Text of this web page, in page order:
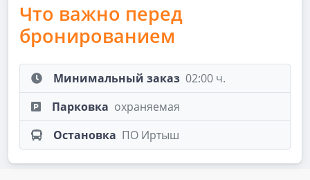
Что важно перед
бронированием
Минимальный заказ 02:00 ч.
Парковка охраняемая
Остановка ПО Иртыш